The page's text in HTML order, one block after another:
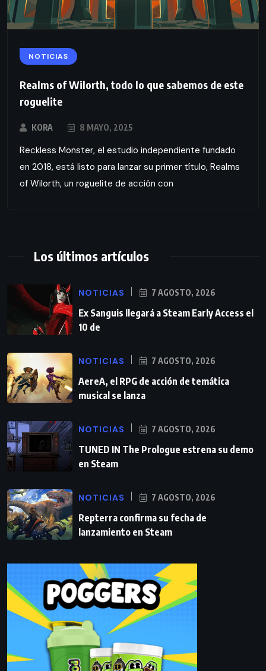
NOTICIAS
Realms of Wilorth, todo lo que sabemos de este
roguelite
KORA 8 MAYO, 2025
Reckless Monster, el estudio independiente fundado
en 2018, está listo para lanzar su primer título, Realms
of Wilorth, un roguelite de acción con
Los últimos artículos
NOTICIAS 7 AGOSTO, 2026
Ex Sanguis llegará a Steam Early Access el
10 de
NOTICIAS 7 AGOSTO, 2026
AereA, el RPG de acción de temática
musical se lanza
NOTICIAS 7 AGOSTO, 2026
TUNED IN The Prologue estrena su demo
en Steam
NOTICIAS 7 AGOSTO, 2026
Repterra confirma su fecha de
lanzamiento en Steam